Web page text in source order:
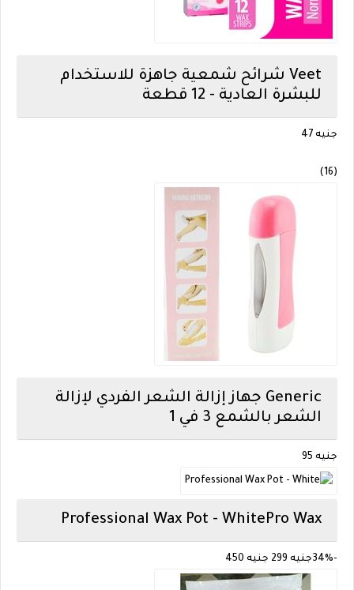
Veet شرائح شمعية جاهزة للاستخدام
للبشرة العادية - 12 قطعة
جنيه 47
(16)
Generic جهاز إزالة الشعر الفردي لإزالة
الشعر بالشمع 3 في 1
جنيه 95
Pro Wax
Professional Wax Pot - White
-34% جنيه 299 جنيه 450